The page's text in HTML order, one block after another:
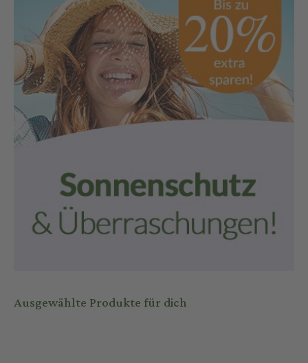
Ausgewählte Produkte für dich